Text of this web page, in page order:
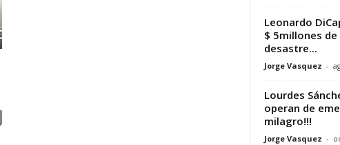
Leonardo
$ 5millones
desastre...
Jorge Vasquez -
Lourdes
operan de
milagro!!!
Jorge Vasquez -